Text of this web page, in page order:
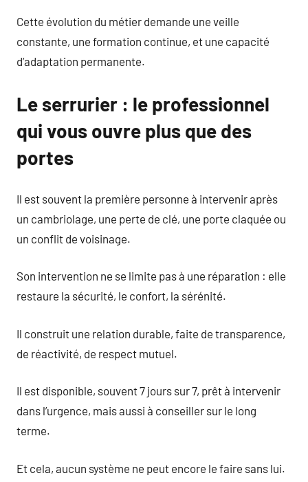
Cette évolution du métier demande une veille
constante, une formation continue, et une capacité
d’adaptation permanente.
Le serrurier : le professionnel
qui vous ouvre plus que des
portes
Il est souvent la première personne à intervenir après
un cambriolage, une perte de clé, une porte claquée ou
un conflit de voisinage.
Son intervention ne se limite pas à une réparation : elle
restaure la sécurité, le confort, la sérénité.
Il construit une relation durable, faite de transparence,
de réactivité, de respect mutuel.
Il est disponible, souvent 7 jours sur 7, prêt à intervenir
dans l’urgence, mais aussi à conseiller sur le long
terme.
Et cela, aucun système ne peut encore le faire sans lui.